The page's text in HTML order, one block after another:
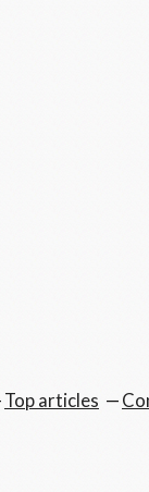
Top articles